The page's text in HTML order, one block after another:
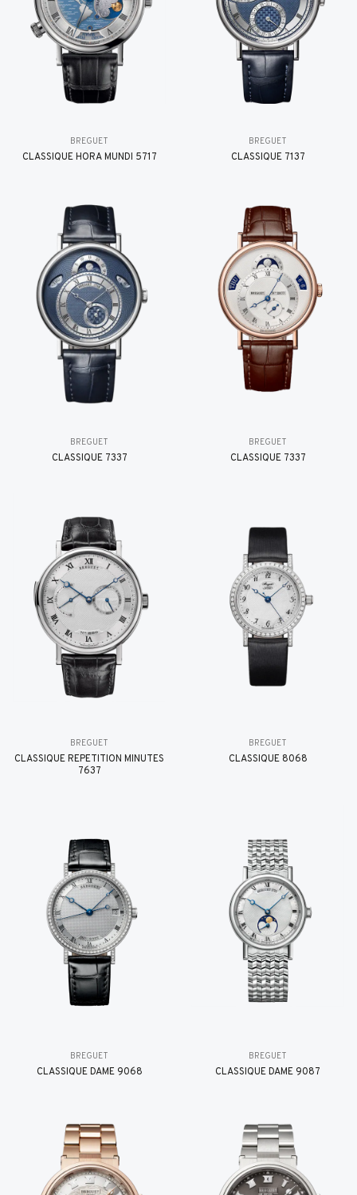
BREGUET
CLASSIQUE HORA MUNDI 5717
BREGUET
CLASSIQUE 7137
BREGUET
CLASSIQUE 7337
BREGUET
CLASSIQUE 7337
BREGUET
CLASSIQUE RÉPÉTITION MINUTES
7637
BREGUET
CLASSIQUE 8068
BREGUET
CLASSIQUE DAME 9068
BREGUET
CLASSIQUE DAME 9087